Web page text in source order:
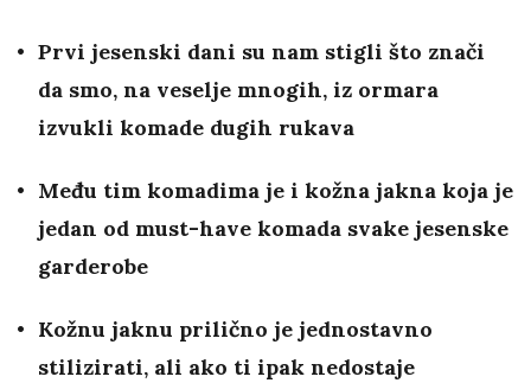
Prvi jesenski dani su nam stigli što znači
da smo, na veselje mnogih, iz ormara
izvukli komade dugih rukava
Među tim komadima je i kožna jakna koja je
jedan od must-have komada svake jesenske
garderobe
Kožnu jaknu prilično je jednostavno
stilizirati, ali ako ti ipak nedostaje